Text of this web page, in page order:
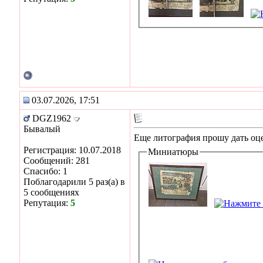
03.07.2026, 17:51
DGZ1962
Бывалый
Регистрация: 10.07.2018
Сообщений: 281
Спасибо: 1
Поблагодарили 5 раз(а) в
5 сообщениях
Репутация: 5
Еще литография прошу дать
Миниатюры